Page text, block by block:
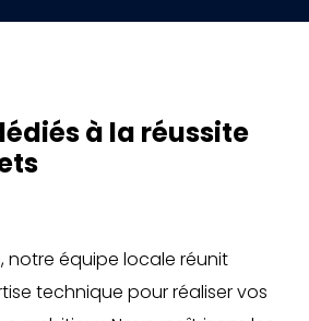
à la réussite
notre équipe locale réunit
technique pour réaliser vos